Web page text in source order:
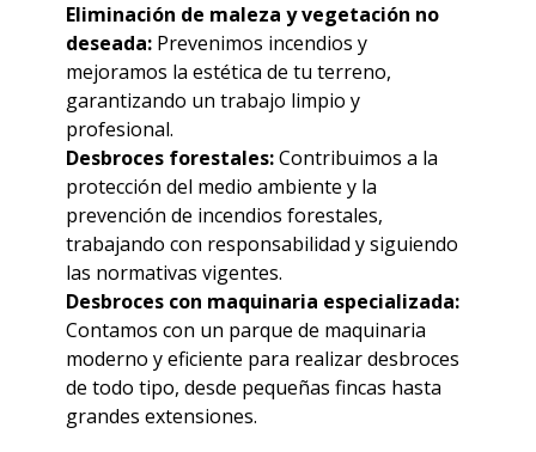
Eliminación de maleza y vegetación no
deseada: Prevenimos incendios y
mejoramos la estética de tu terreno,
garantizando un trabajo limpio y
profesional.
Desbroces forestales:Contribuimos a la
protección del medio ambiente y la
prevención de incendios forestales,
trabajando con responsabilidad y siguiendo
las normativas vigentes.
Desbroces con maquinaria especializada:
Contamos con un parque de maquinaria
moderno y eficiente para realizar desbroces
de todo tipo, desde pequeñas fincas hasta
grandes extensiones.